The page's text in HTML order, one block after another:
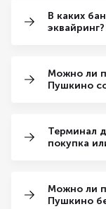
В каких
эквайринг?
Можно ли
Пушкино
Терминал
покупка
Можно ли
Пушкино